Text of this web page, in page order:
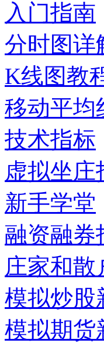
入门指南
分时图详
K线图教
移动平均
技术指标
虚拟坐庄
新手学堂
融资融券
庄家和散
模拟炒股
模拟期货